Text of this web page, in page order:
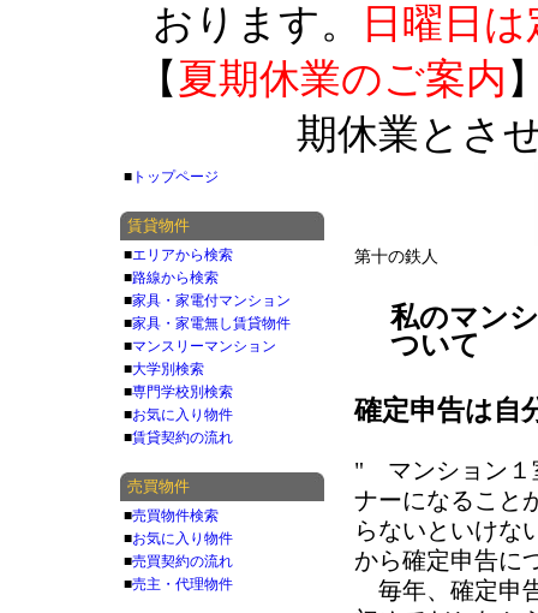
おります。
日曜日
【 夏期休業のご案内
期休業とさ
第十の鉄人
私のマン
ついて
確定申告は自
" マンション１
ナーになること
らないといけな
から確定申告に
毎年、確定申
■ トップページ
賃貸物件
■エリアから検索
■路線から検索
■家具・家電付マンション
■家具・家電無し賃貸物件
■マンスリーマンション
■大学別検索
■専門学校別検索
■お気に入り物件
■賃貸契約の流れ
売買物件
■売買物件検索
■お気に入り物件
■売買契約の流れ
■売主・代理物件